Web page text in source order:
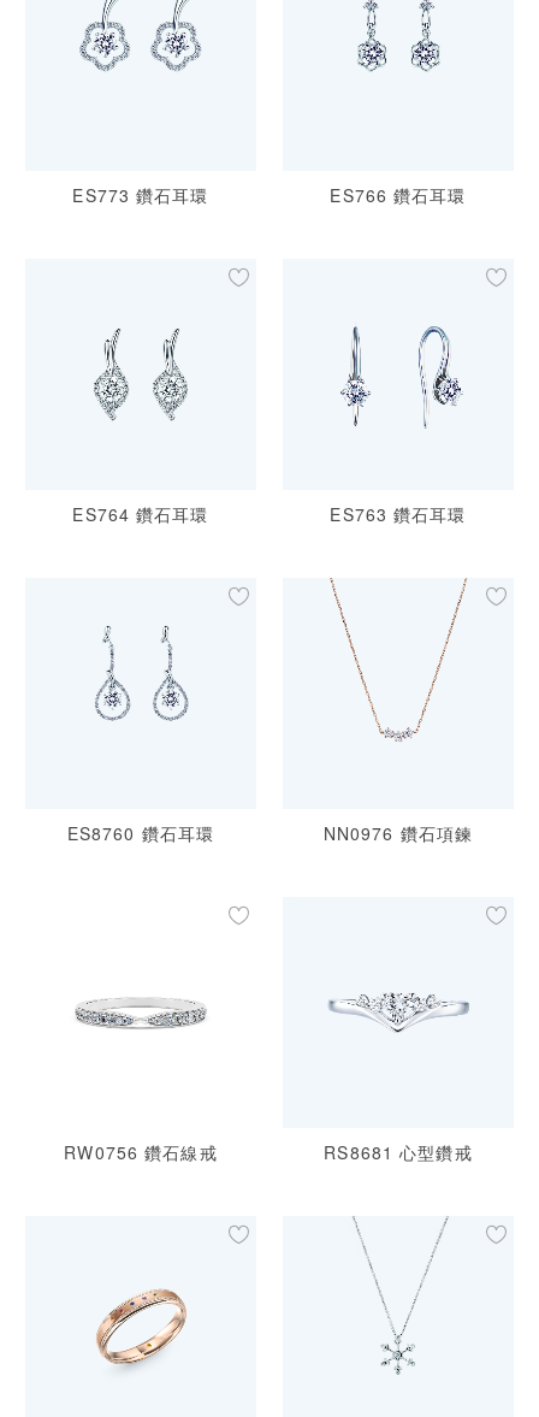
ES773 鑽石耳環 ES766 鑽石耳環
ES764 鑽石耳環 ES763 鑽石耳環
ES8760 鑽石耳環 NN0976 鑽石項鍊
RW0756 鑽石線戒 RS8681 心型鑽戒